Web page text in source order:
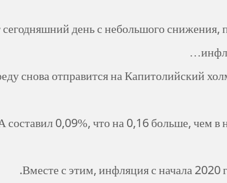
день с небольшого
снова отправится на Капитолийский
0,09%, что на 0,16 больше, чем в
Вместе с этим, инфляция с начала 2020